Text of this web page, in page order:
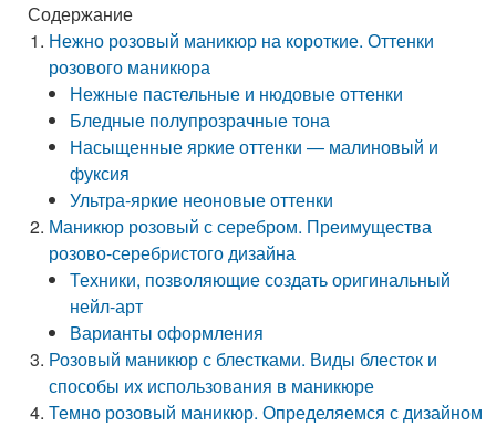
Содержание
Нежно розовый маникюр на короткие. Оттенки
розового маникюра
Нежные пастельные и нюдовые оттенки
Бледные полупрозрачные тона
Насыщенные яркие оттенки — малиновый и
фуксия
Ультра-яркие неоновые оттенки
Маникюр розовый с серебром. Преимущества
розово-серебристого дизайна
Техники, позволяющие создать оригинальный
нейл-арт
Варианты оформления
Розовый маникюр с блестками. Виды блесток и
способы их использования в маникюре
Темно розовый маникюр. Определяемся с дизайном